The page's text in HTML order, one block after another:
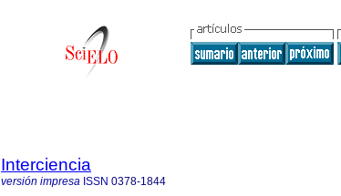
Interciencia
versión impresa ISSN 0378-1844